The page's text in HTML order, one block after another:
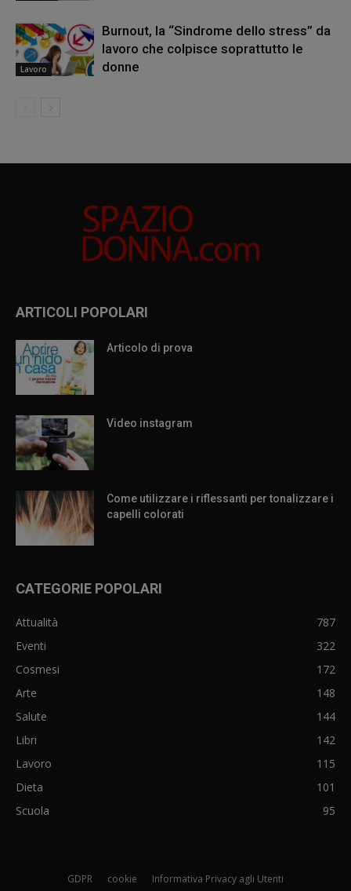
Lavoro
Burnout, la “Sindrome dello stress” da
lavoro che colpisce soprattutto le
donne
ARTICOLI POPOLARI
Articolo di prova
Video instagram
Come utilizzare i riflessanti per tonalizzare i
capelli colorati
CATEGORIE POPOLARI
Attualità
787
Eventi
322
Cosmesi
172
Arte
148
Salute
144
Libri
142
Lavoro
115
Dieta
101
Scuola
95
GDPR cookie Informativa Privacy agli Utenti